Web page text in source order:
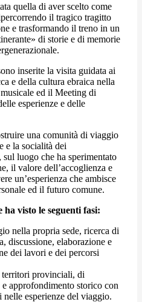
quella di aver scelto come
il tragico tragitto
e trasformando il treno in un
di storie e di memorie
inserite la visita guidata ai
e della cultura ebraica nella
ed il Meeting di
esperienze e delle
una comunità di viaggio
e la socialità dei
luogo che ha sperimentato
il valore dell’accoglienza e
un’esperienza che ambisce
ed il futuro comune.
visto le seguenti fasi:
nella propria sede, ricerca di
discussione, elaborazione e
dei lavori e dei percorsi
provinciali, di
approfondimento storico con
esperienze del viaggio.